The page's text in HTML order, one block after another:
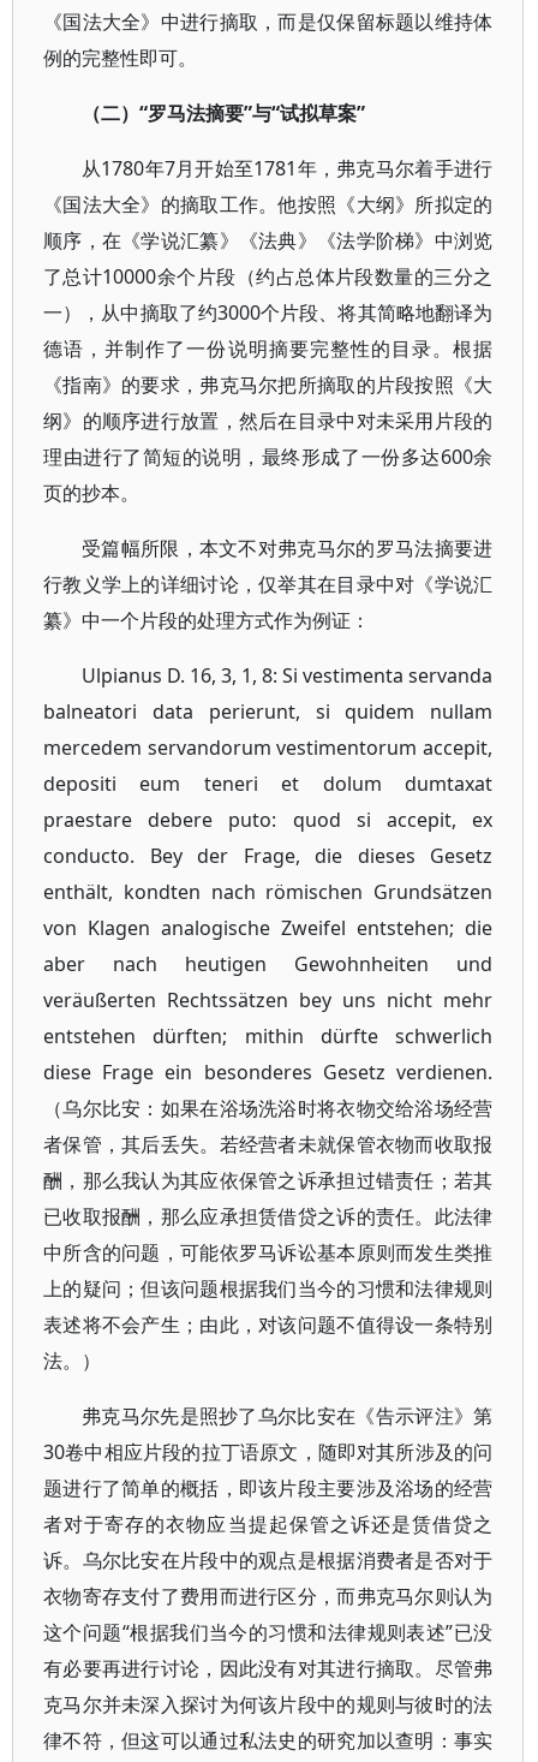
《国法大全》中进行摘取，而是仅保留标题以维持体
例的完整性即可。
（二）“罗马法摘要”与“试拟草案”
从1780年7月开始至1781年，弗克马尔着手进行
《国法大全》的摘取工作。他按照《大纲》所拟定的
顺序，在《学说汇纂》《法典》《法学阶梯》中浏览
了总计10000余个片段（约占总体片段数量的三分之
一），从中摘取了约3000个片段、将其简略地翻译为
德语，并制作了一份说明摘要完整性的目录。根据
《指南》的要求，弗克马尔把所摘取的片段按照《大
纲》的顺序进行放置，然后在目录中对未采用片段的
理由进行了简短的说明，最终形成了一份多达600余
页的抄本。
受篇幅所限，本文不对弗克马尔的罗马法摘要进
行教义学上的详细讨论，仅举其在目录中对《学说汇
纂》中一个片段的处理方式作为例证：
Ulpianus D. 16, 3, 1, 8: Si vestimenta servanda
balneatori data perierunt, si quidem nullam
mercedem servandorum vestimentorum accepit,
depositi eum teneri et dolum dumtaxat
praestare debere puto: quod si accepit, ex
conducto. Bey der Frage, die dieses Gesetz
enthält, kondten nach römischen Grundsätzen
von Klagen analogische Zweifel entstehen; die
aber nach heutigen Gewohnheiten und
veräußerten Rechtssätzen bey uns nicht mehr
entstehen dürften; mithin dürfte schwerlich
diese Frage ein besonderes Gesetz verdienen.
（乌尔比安：如果在浴场洗浴时将衣物交给浴场经营
者保管，其后丢失。若经营者未就保管衣物而收取报
酬，那么我认为其应依保管之诉承担过错责任；若其
已收取报酬，那么应承担赁借贷之诉的责任。此法律
中所含的问题，可能依罗马诉讼基本原则而发生类推
上的疑问；但该问题根据我们当今的习惯和法律规则
表述将不会产生；由此，对该问题不值得设一条特别
法。）
弗克马尔先是照抄了乌尔比安在《告示评注》第
30卷中相应片段的拉丁语原文，随即对其所涉及的问
题进行了简单的概括，即该片段主要涉及浴场的经营
者对于寄存的衣物应当提起保管之诉还是赁借贷之
诉。乌尔比安在片段中的观点是根据消费者是否对于
衣物寄存支付了费用而进行区分，而弗克马尔则认为
这个问题“根据我们当今的习惯和法律规则表述”已没
有必要再进行讨论，因此没有对其进行摘取。尽管弗
克马尔并未深入探讨为何该片段中的规则与彼时的法
律不符，但这可以通过私法史的研究加以查明：事实